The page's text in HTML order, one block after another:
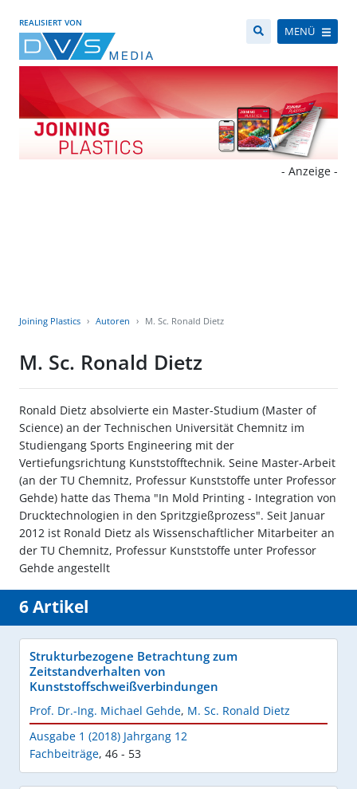
REALISIERT VON
MENÜ
- Anzeige -
Joining Plastics Autoren M. Sc. Ronald Dietz
M. Sc. Ronald Dietz
Ronald Dietz absolvierte ein Master-Studium (Master of
Science) an der Technischen Universität Chemnitz im
Studiengang Sports Engineering mit der
Vertiefungsrichtung Kunststofftechnik. Seine Master-Arbeit
(an der TU Chemnitz, Professur Kunststoffe unter Professor
Gehde) hatte das Thema "In Mold Printing - Integration von
Drucktechnologien in den Spritzgießprozess". Seit Januar
2012 ist Ronald Dietz als Wissenschaftlicher Mitarbeiter an
der TU Chemnitz, Professur Kunststoffe unter Professor
Gehde angestellt
6 Artikel
Strukturbezogene Betrachtung zum
Zeitstandverhalten von
Kunststoffschweißverbindungen
Prof. Dr.-Ing. Michael Gehde, M. Sc. Ronald Dietz
Ausgabe 1 (2018) Jahrgang 12
Fachbeiträge, 46 - 53